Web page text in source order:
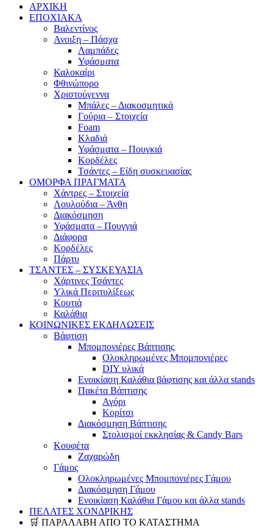
ΑΡΧΙΚΗ
ΕΠΟΧΙΑΚΑ
Βαλεντίνος
Ανοιξη – Πάσχα
Λαμπάδες
Υφάσματα
Καλοκαίρι
Φθινώπορο
Χριστούγεννα
Μπάλες – Διακοσμητικά
Γούρια – Στοιχεία
Foam
Κλαδιά
Υφάσματα – Πουγκιά
Κορδέλες
Τσάντες – Είδη συσκευασίας
ΟΜΟΡΦΑ ΠΡΑΓΜΑΤΑ
Χάντρες – Στοιχεία
Λουλούδια – Άνθη
Διακόσμηση
Υφάσματα – Πουγγιά
Διάφορα
Κορδέλες
Πάρτυ
ΤΣΑΝΤΕΣ – ΣΥΣΚΕΥΑΣΙΑ
Χάρτινες Τσάντες
Υλικά Περιτυλίξεως
Κουτιά
Καλάθια
ΚΟΙΝΩΝΙΚΕΣ ΕΚΔΗΛΩΣΕΙΣ
Βάφτιση
Μπομπονιέρες Βάπτισης
Ολοκληρωμένες Μπομπονιέρες
DIY υλικά
Ενοικίαση Καλάθια βάφτισης και άλλα stands
Πακέτα Βάπτισης
Αγόρι
Κορίτσι
Διακόσμηση Βάπτισης
Στολισμοί εκκλησίας & Candy Bars
Κουφέτα
Ζαχαρώδη
Γάμος
Ολοκληρωμένες Μπομπονιέρες Γάμου
Διακόσμηση Γάμου
Ενοικίαση Καλάθια Γάμου και άλλα stands
ΠΕΛΑΤΕΣ ΧΟΝΔΡΙΚΗΣ
🛒 ΠΑΡΑΛΑΒΗ ΑΠΟ ΤΟ ΚΑΤΑΣΤΗΜΑ